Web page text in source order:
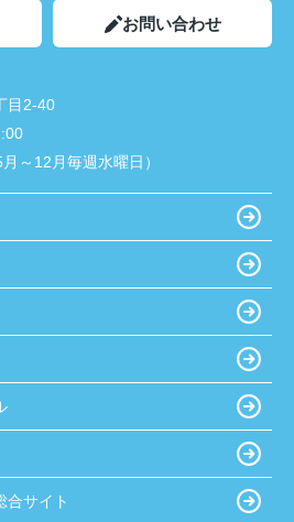
お問い合わせ
目2-40
～12月毎週水曜日）
合サイト